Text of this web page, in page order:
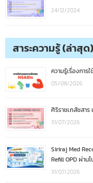
24/12/2024
สาระความรู้ (ล่าสุด)
ความรู้เรื่องการใ
05/08/2026
ศิริราชเภสัชสา
31/07/2026
Siriraj Med
Refill OPD ผ่าน
31/07/2026